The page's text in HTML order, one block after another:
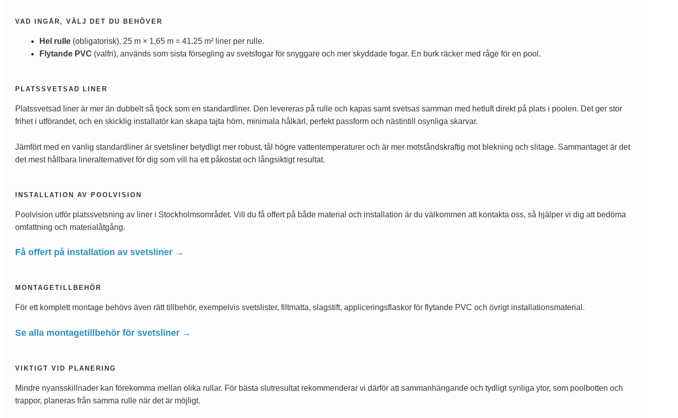
VAD INGÅR, VÄLJ DET DU BEHÖVER
Hel rulle (obligatorisk), 25 m × 1,65 m = 41.25 m² liner per rulle.
Flytande PVC (valfri), används som sista försegling av svetsfogar för snyggare och mer skyddade fogar. En burk räcker med råge för en pool.
PLATSSVETSAD LINER
Platssvetsad liner är mer än dubbelt så tjock som en standardliner. Den levereras på rulle och kapas samt svetsas samman med hetluft direkt på plats i poolen. Det ger stor
frihet i utförandet, och en skicklig installatör kan skapa tajta hörn, minimala hålkärl, perfekt passform och nästintill osynliga skarvar.
Jämfört med en vanlig standardliner är svetsliner betydligt mer robust, tål högre vattentemperaturer och är mer motståndskraftig mot blekning och slitage. Sammantaget är det
det mest hållbara lineralternativet för dig som vill ha ett påkostat och långsiktigt resultat.
INSTALLATION AV POOLVISION
Poolvision utför platssvetsning av liner i Stockholmsområdet. Vill du få offert på både material och installation är du välkommen att kontakta oss, så hjälper vi dig att bedöma
omfattning och materialåtgång.
Få offert på installation av svetsliner →
MONTAGETILLBEHÖR
För ett komplett montage behövs även rätt tillbehör, exempelvis svetslister, filtmatta, slagstift, appliceringsflaskor för flytande PVC och övrigt installationsmaterial.
Se alla montagetillbehör för svetsliner →
VIKTIGT VID PLANERING
Mindre nyansskillnader kan förekomma mellan olika rullar. För bästa slutresultat rekommenderar vi därför att sammanhängande och tydligt synliga ytor, som poolbotten och
trappor, planeras från samma rulle när det är möjligt.